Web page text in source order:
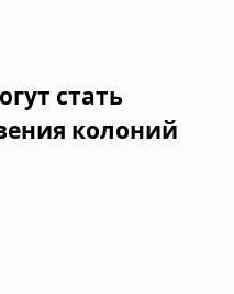
стать
колоний